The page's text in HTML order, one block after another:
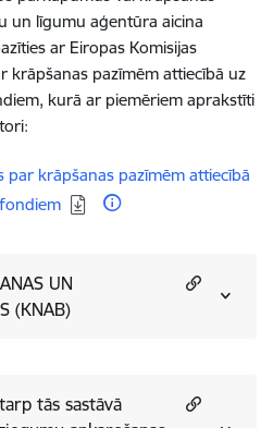
un līgumu aģentūra aicina
ar Eiropas Komisijas
krāpšanas pazīmēm attiecībā uz
kurā ar piemēriem aprakstīti
krāpšanas pazīmēm attiecībā
fondiem
UN
(KNAB)
tās sastāvā